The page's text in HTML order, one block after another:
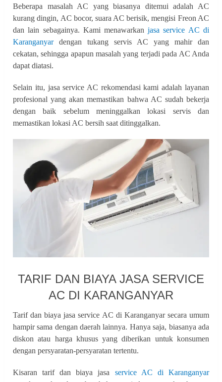
Beberapa masalah AC yang biasanya ditemui adalah AC
kurang dingin, AC bocor, suara AC berisik, mengisi Freon AC
dan lain sebagainya. Kami menawarkanjasa service AC di
Karanganyardengan tukang servis AC yang mahir dan
cekatan, sehingga apapun masalah yang terjadi pada AC Anda
dapat diatasi.
Selain itu, jasa service AC rekomendasi kami adalah layanan
profesional yang akan memastikan bahwa AC sudah bekerja
dengan baik sebelum meninggalkan lokasi servis dan
memastikan lokasi AC bersih saat ditinggalkan.
TARIF DAN BIAYA JASA SERVICE
AC DI KARANGANYAR
Tarif dan biaya jasa service AC di Karanganyar secara umum
hampir sama dengan daerah lainnya. Hanya saja, biasanya ada
diskon atau harga khusus yang diberikan untuk konsumen
dengan persyaratan-persyaratan tertentu.
Kisaran tarif dan biaya jasa service AC di Karanganyar